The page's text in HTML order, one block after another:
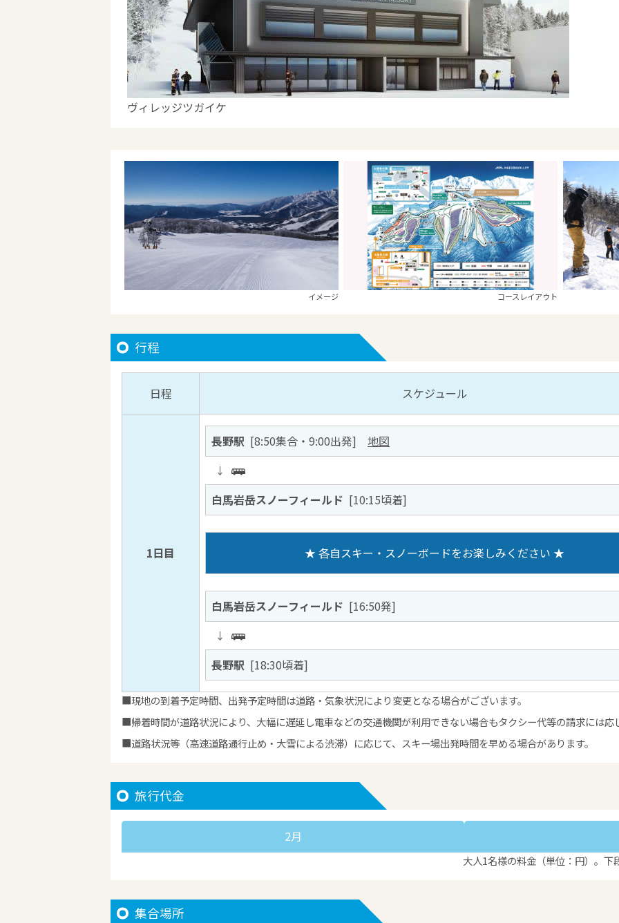
ヴィレッジツガイケ
イメージ コースレイアウト
行程
日程 スケジュール
1日目
長野駅 [8:50集合・9:00出発] 地図
↓
白馬岩岳スノーフィールド [10:15頃着]
★ 各自スキー・スノーボードをお楽しみください ★
白馬岩岳スノーフィールド [16:50発]
↓
長野駅 [18:30頃着]
現地の到着予定時間、出発予定時間は道路・気象状況により変更となる場合がございます。
帰着時間が道路状況により、大幅に遅延し電車などの交通機関が利用できない場合もタクシー代等の請求には応
道路状況等（高速道路通行止め・大雪による渋滞）に応じて、スキー場出発時間を早める場合があります。
旅行代金
2月
大人1名様の料金（単位：円）。
集合場所